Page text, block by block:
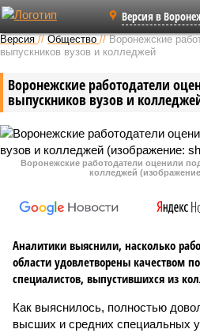
Версия в
Версия //Общество //Воронежские
выпускников вузов и колледжей
Воронежские работодатели
выпускников вузов и
Воронежские работодатели оценили
колледжей
Аналитики выяснили, насколько
области удовлетворены качеством
специалистов, выпустившихся из
Как выяснилось, полностью
высших и средних специальных